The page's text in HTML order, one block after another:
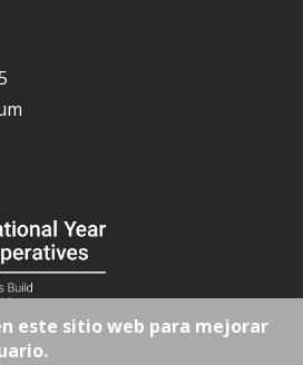
este sitio web para mejorar